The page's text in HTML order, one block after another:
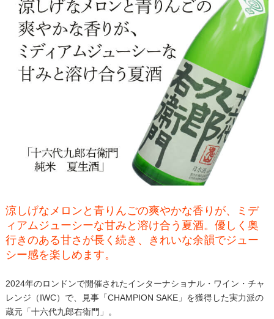
涼しげなメロンと青りんごの爽やかな香りが、ミデ
ィアムジューシーな甘みと溶け合う夏酒。優しく奥
行きのある甘さが長く続き、きれいな余韻でジュー
シー感を楽しめます。
2024年のロンドンで開催されたインターナショナル・ワイン・チャ
レンジ（IWC）で、見事「CHAMPION SAKE」を獲得した実力派の
蔵元「十六代九郎右衛門」。